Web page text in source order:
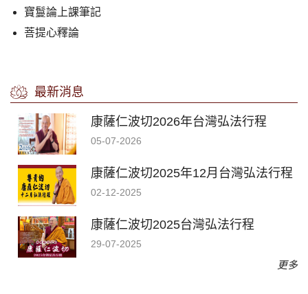
寶鬘論上課筆記
菩提心釋論
最新消息
康薩仁波切2026年台灣弘法行程
05-07-2026
康薩仁波切2025年12月台灣弘法行程
02-12-2025
康薩仁波切2025台灣弘法行程
29-07-2025
更多